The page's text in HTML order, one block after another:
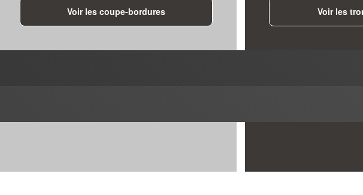
Voir les coupe-bordures Voir les